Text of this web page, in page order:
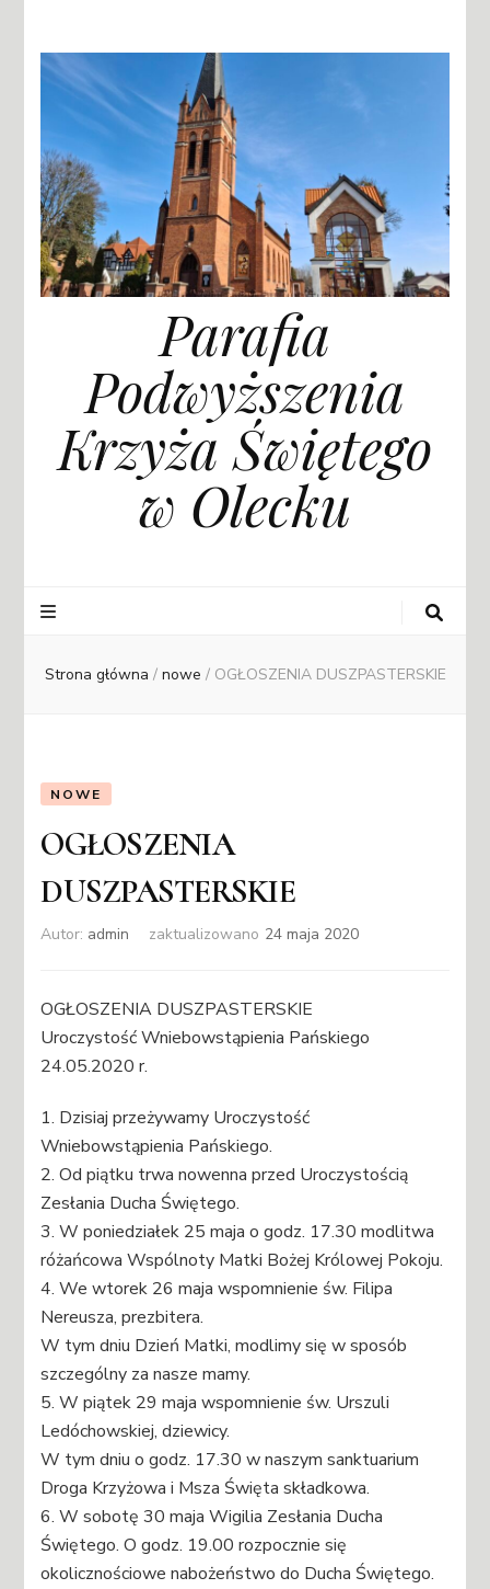
Parafia
Podwyższenia
Krzyża Świętego
w Olecku
Strona główna / nowe / OGŁOSZENIA DUSZPASTERSKIE
NOWE
OGŁOSZENIA
DUSZPASTERSKIE
Autor: admin zaktualizowano 24 maja 2020
OGŁOSZENIA DUSZPASTERSKIE
Uroczystość Wniebowstąpienia Pańskiego
24.05.2020 r.
1. Dzisiaj przeżywamy Uroczystość
Wniebowstąpienia Pańskiego.
2. Od piątku trwa nowenna przed Uroczystością
Zesłania Ducha Świętego.
3. W poniedziałek 25 maja o godz. 17.30 modlitwa
różańcowa Wspólnoty Matki Bożej Królowej Pokoju.
4. We wtorek 26 maja wspomnienie św. Filipa
Nereusza, prezbitera.
W tym dniu Dzień Matki, modlimy się w sposób
szczególny za nasze mamy.
5. W piątek 29 maja wspomnienie św. Urszuli
Ledóchowskiej, dziewicy.
W tym dniu o godz. 17.30 w naszym sanktuarium
Droga Krzyżowa i Msza Święta składkowa.
6. W sobotę 30 maja Wigilia Zesłania Ducha
Świętego. O godz. 19.00 rozpocznie się
okolicznościowe nabożeństwo do Ducha Świętego.